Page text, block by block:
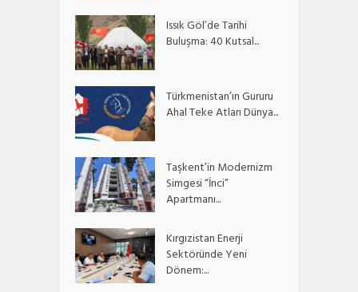
Issık Göl’de Tarihi
Buluşma: 40 Kutsal...
Türkmenistan’ın Gururu
Ahal Teke Atları Dünya...
Taşkent’in Modernizm
Simgesi “İnci”
Apartmanı...
Kırgızistan Enerji
Sektöründe Yeni
Dönem:...